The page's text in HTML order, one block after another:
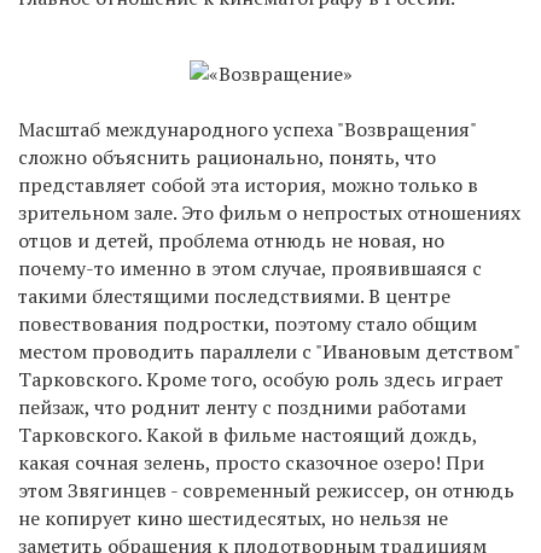
Масштаб международного успеха "Возвращения"
сложно объяснить рационально, понять, что
представляет собой эта история, можно только в
зрительном зале. Это фильм о непростых отношениях
отцов и детей, проблема отнюдь не новая, но
почему-то именно в этом случае, проявившаяся с
такими блестящими последствиями. В центре
повествования подростки, поэтому стало общим
местом проводить параллели с "Ивановым детством"
Тарковского. Кроме того, особую роль здесь играет
пейзаж, что роднит ленту с поздними работами
Тарковского. Какой в фильме настоящий дождь,
какая сочная зелень, просто сказочное озеро! При
этом Звягинцев - современный режиссер, он отнюдь
не копирует кино шестидесятых, но нельзя не
заметить обращения к плодотворным традициям